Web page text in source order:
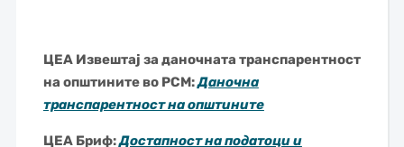
ЦЕА Извештај за даночната транспарентност
на општините во РСМ:Даночна
транспарентност на општините
ЦЕА Бриф:Достапност на податоци и